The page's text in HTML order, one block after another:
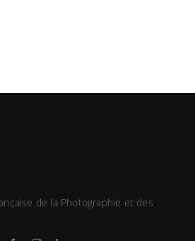
de la Photographie et des